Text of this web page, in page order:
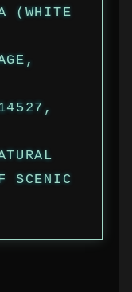
(WHITE
SCENIC